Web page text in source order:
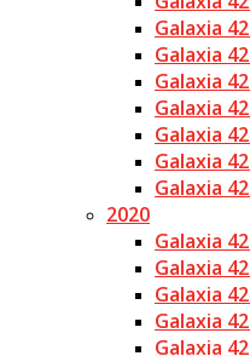
Galaxia
Galaxia
Galaxia
Galaxia
Galaxia
Galaxia
Galaxia
2020
Galaxia
Galaxia
Galaxia
Galaxia
Galaxia